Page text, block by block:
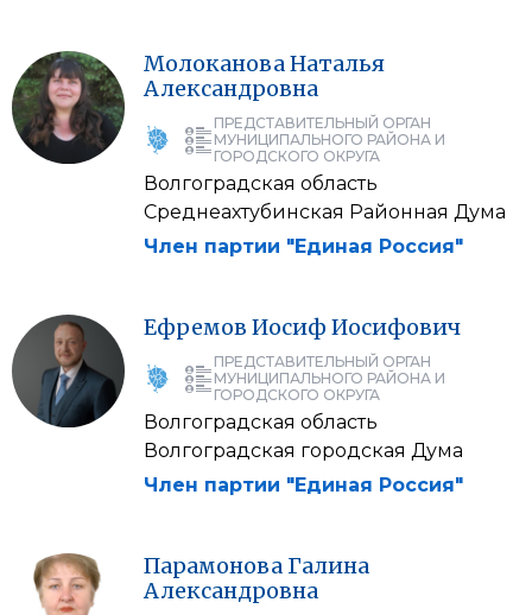
МолокановаНаталья
Александровна
ПРЕДСТАВИТЕЛЬНЫЙ ОРГАН
МУНИЦИПАЛЬНОГО РАЙОНА И
ГОРОДСКОГО ОКРУГА
Волгоградская область
Среднеахтубинская Районная Дума
Член партии "Единая Россия"
Ефремов Иосиф Иосифович
ПРЕДСТАВИТЕЛЬНЫЙ ОРГАН
МУНИЦИПАЛЬНОГО РАЙОНА И
ГОРОДСКОГО ОКРУГА
Волгоградская область
Волгоградская городская Дума
Член партии "Единая Россия"
Парамонова Галина
Александровна